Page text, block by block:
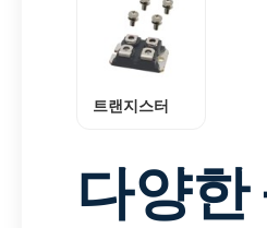
트랜지스터
다양한